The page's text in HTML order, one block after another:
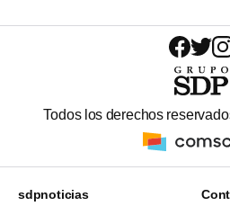
Todos los derechos
sdpnoticias